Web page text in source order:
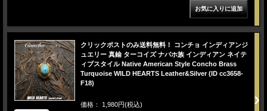
クリックポストのみ送料無料！ コンチョ インディアンジ
ュエリー 真鍮 ターコイズ ナバホ族 インディアン ネイテ
ィブスタイル Native American Style Concho Brass
Turquoise WILD HEARTS Leather&Silver (ID cc3658-
F18)
価格： 1,980円(税込)